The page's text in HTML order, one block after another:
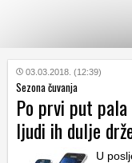
KATEGORIJE
HRVATSKI
WEB
03.03.2018. (12:39)
Sezona čuvanja
Po prvi put
ljudi ih dulje
U